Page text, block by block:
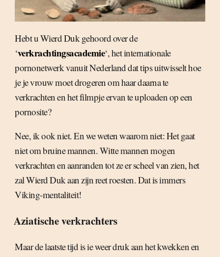
Hebt u Wierd Duk gehoord over de
‘verkrachtingsacademie‘, het internationale
pornonetwerk vanuit Nederland dat tips uitwisselt hoe
je je vrouw moet drogeren om haar daarna te
verkrachten en het filmpje ervan te uploaden op een
pornosite?
Nee, ik ook niet. En we weten waarom niet: Het gaat
niet om bruine mannen. Witte mannen mogen
verkrachten en aanranden tot ze er scheel van zien, het
zal Wierd Duk aan zijn reet roesten. Dat is immers
Viking-mentaliteit!
Aziatische verkrachters
Maar de laatste tijd is ie weer druk aan het kwekken en